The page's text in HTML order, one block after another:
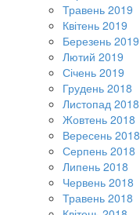
Травень 2019
Квітень 2019
Березень 2019
Лютий 2019
Січень 2019
Грудень 2018
Листопад 2018
Жовтень 2018
Вересень 2018
Серпень 2018
Липень 2018
Червень 2018
Травень 2018